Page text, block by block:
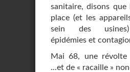
sanitaire, disons
place (et les
sein des
épidémies et
Mai 68, une révolte
...et de « racaille »